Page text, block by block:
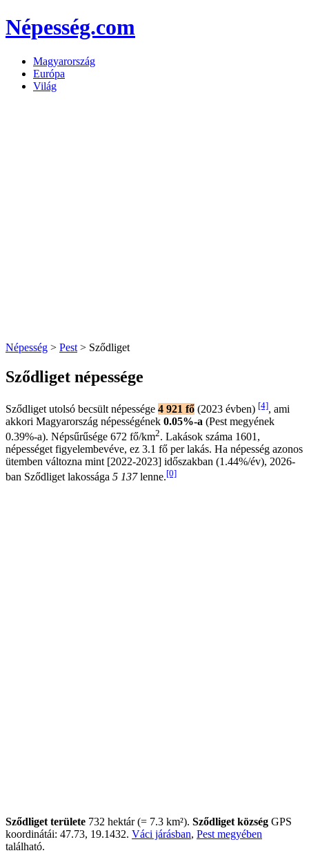
Népesség.com
Magyarország
Európa
Világ
Népesség > Pest > Sződliget
Sződliget népessége
Sződliget utolsó becsült népessége 4 921 fő (2023 évben) [4], ami
akkori Magyarország népességének 0.05%-a (Pest megyének
0.39%-a). Népsűrűsége 672 fő/km2. Lakások száma 1601,
népességet figyelembevéve, ez 3.1 fő per lakás. Ha népesség azonos
ütemben változna mint [2022-2023] időszakban (1.44%/év), 2026-
ban Sződliget lakossága 5 137lenne.[0]
Sződliget területe 732 hektár (= 7.3 km²). Sződliget község GPS
koordinátái: 47.73, 19.1432. Váci járásban, Pest megyében
található.